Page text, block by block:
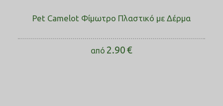
Pet Camelot Φίμωτρο Πλαστικό με Δέρμα
από 2.90€